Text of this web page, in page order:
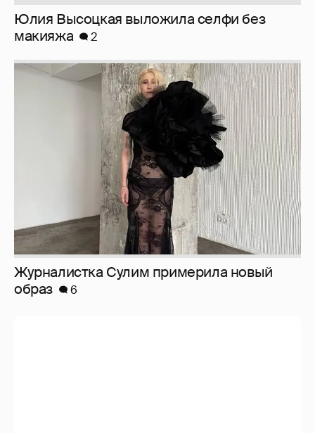
Юлия Высоцкая выложила селфи без